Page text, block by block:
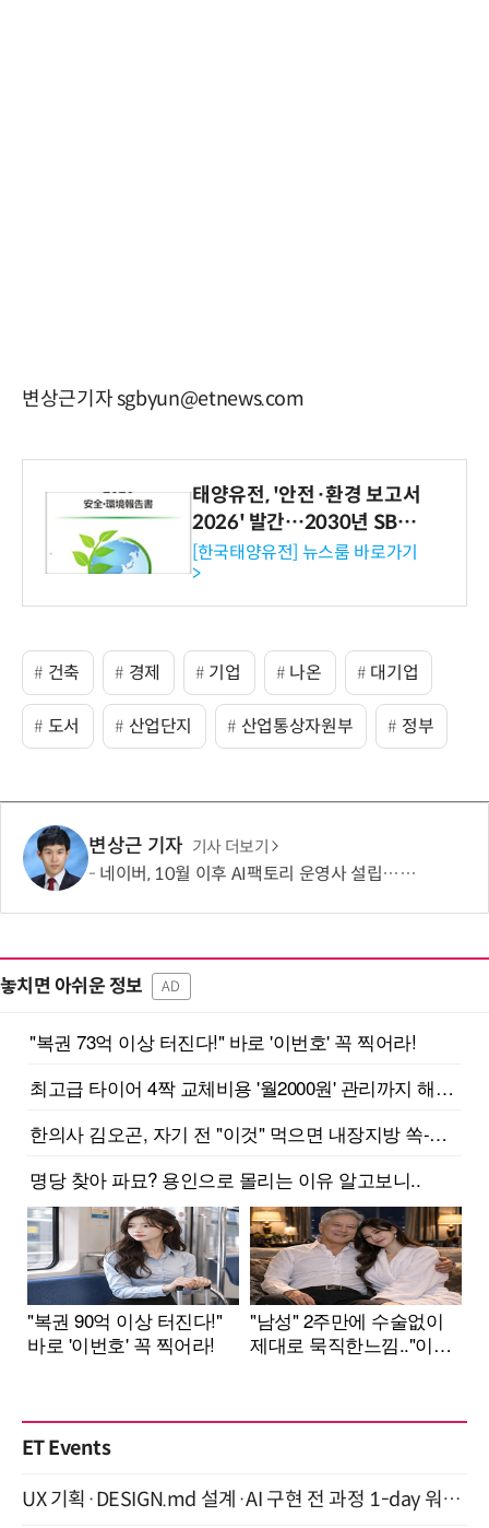
변상근기자 sgbyun@etnews.com
태양유전, '안전·환경 보고서
2026' 발간…2030년 SBT
수준 온실가스 감축 추진
[한국태양유전] 뉴스룸 바로가기
>
건축 경제 기업 나온 대기업
도서 산업단지 산업통상자원부 정부
변상근 기자 기사 더보기
네이버, 10월 이후 AI팩토리 운영사 설립…팀네이버 조직 투입하고 에셋라이트로 운영
놓치면 아쉬운 정보 AD
ET Events
UX 기획·DESIGN.md 설계·AI 구현 전 과정 1-day 워크숍 with Claude Code·Codex 9월 15일 개최